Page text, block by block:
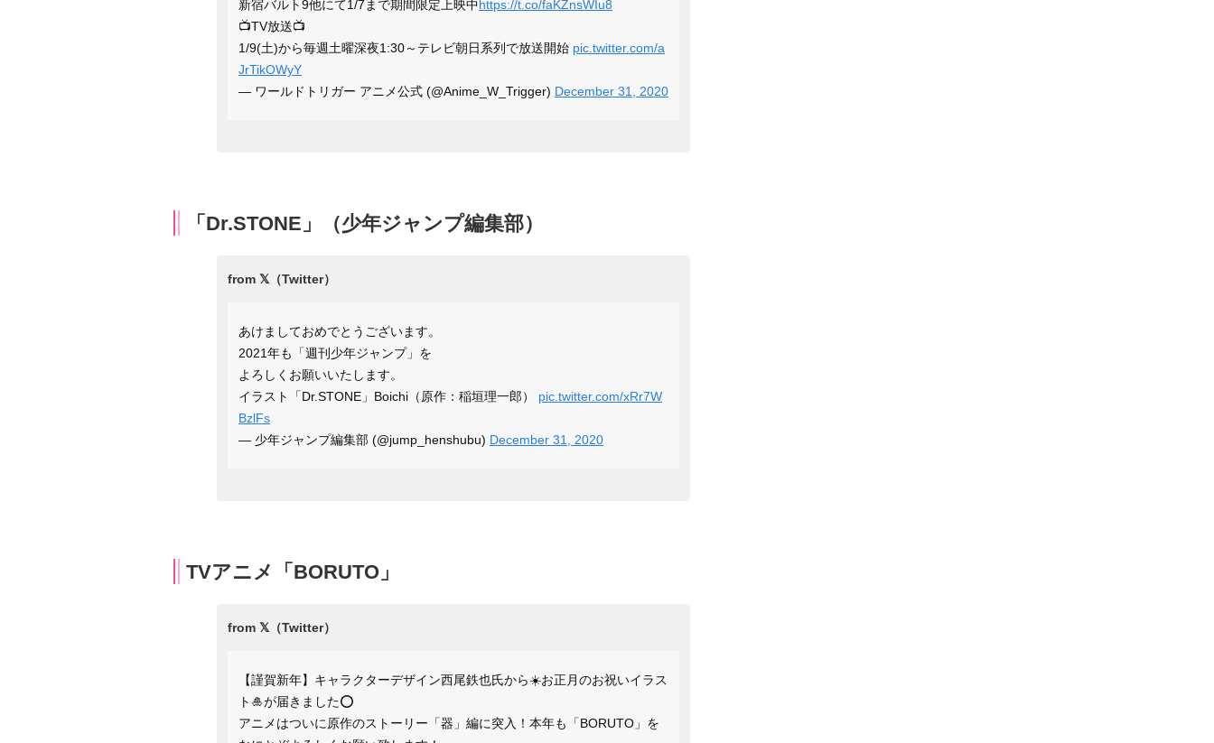
新宿バルト9他にて1/7まで期間限定上映中https://t.co/faKZnsWIu8
📺TV放送📺
1/9(土)から毎週土曜深夜1:30～テレビ朝日系列で放送開始 pic.twitter.com/a
JrTikOWyY
— ワールドトリガー アニメ公式 (@Anime_W_Trigger) December 31, 2020
「Dr.STONE」（少年ジャンプ編集部）
あけましておめでとうございます。
2021年も「週刊少年ジャンプ」を
よろしくお願いいたします。
イラスト「Dr.STONE」Boichi（原作：稲垣理一郎） pic.twitter.com/xRr7W
BzlFs
— 少年ジャンプ編集部 (@jump_henshubu) December 31, 2020
TVアニメ「BORUTO」
【謹賀新年】キャラクターデザイン西尾鉄也氏から☀️お正月のお祝いイラス
ト🎍が届きました⭕️
アニメはついに原作のストーリー「器」編に突入！本年も「BORUTO」を